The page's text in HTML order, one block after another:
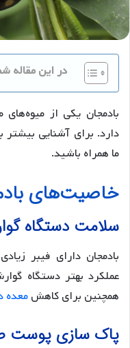
در این مقاله
بادمجان یکی از
دارد. برای آشنایی بیشتر
ما همراه باشید.
خاصیت‌های
سلامت دستگاه
بادمجان دارای فیبر
عملکرد بهتر دستگاه
همچنین برای کاهشمعده
پاک سازی پوست